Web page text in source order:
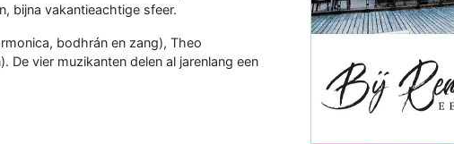
bijna vakantieachtige sfeer.
bodhrán en zang), Theo
vier muzikanten delen al jarenlang een